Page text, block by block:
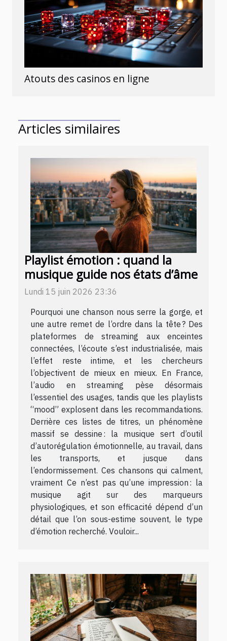
Atouts des casinos en ligne
Articles similaires
Playlist émotion : quand la
musique guide nos états d’âme
Lundi 15 juin 2026 23:36
Pourquoi une chanson nous serre la gorge, et
une autre remet de l’ordre dans la tête ? Des
plateformes de streaming aux enceintes
connectées, l’écoute s’est industrialisée, mais
l’effet reste intime, et les chercheurs
l’objectivent de mieux en mieux. En France,
l’audio en streaming pèse désormais
l’essentiel des usages, tandis que les playlists
“mood” explosent dans les recommandations.
Derrière ces listes de titres, un phénomène
massif se dessine : la musique sert d’outil
d’autorégulation émotionnelle, au travail, dans
les transports, et jusque dans
l’endormissement. Ces chansons qui calment,
vraiment Ce n’est pas qu’une impression : la
musique agit sur des marqueurs
physiologiques, et son efficacité dépend d’un
détail que l’on sous-estime souvent, le type
d’émotion recherché. Vouloir...